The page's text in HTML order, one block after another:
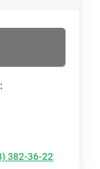
382-36-22